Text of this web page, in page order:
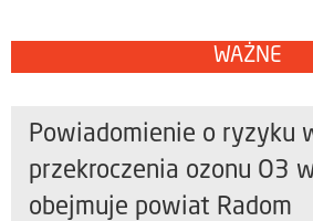
WAŻNE
Powiadomienie o ryzyku
przekroczenia ozonu O3
obejmuje powiat Radom